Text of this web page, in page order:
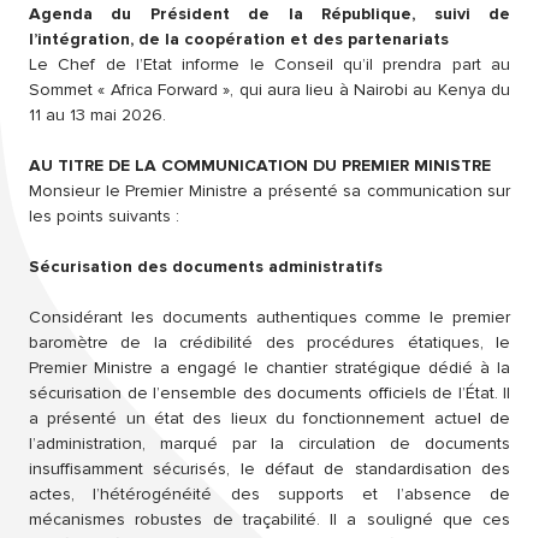
Agenda du Président de la République, suivi de
l’intégration, de la coopération et des partenariats
Le Chef de l’Etat informe le Conseil qu’il prendra part au
Sommet « Africa Forward », qui aura lieu à Nairobi au Kenya du
11 au 13 mai 2026.
AU TITRE DE LA COMMUNICATION DU PREMIER MINISTRE
Monsieur le Premier Ministre a présenté sa communication sur
les points suivants :
Sécurisation des documents administratifs
Considérant les documents authentiques comme le premier
baromètre de la crédibilité des procédures étatiques, le
Premier Ministre a engagé le chantier stratégique dédié à la
sécurisation de l’ensemble des documents officiels de l’État. Il
a présenté un état des lieux du fonctionnement actuel de
l’administration, marqué par la circulation de documents
insuffisamment sécurisés, le défaut de standardisation des
actes, l’hétérogénéité des supports et l’absence de
mécanismes robustes de traçabilité. Il a souligné que ces